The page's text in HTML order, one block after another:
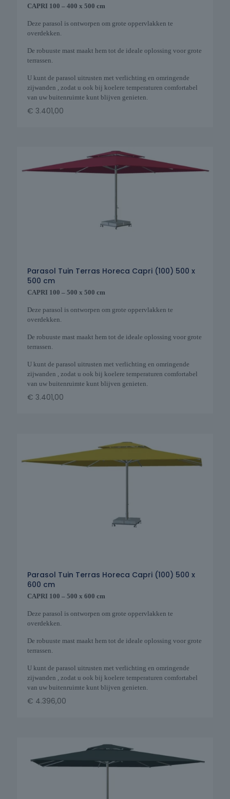
CAPRI 100 – 400 x 500 cm
Deze parasol is ontworpen om grote oppervlakken te
overdekken.
De robuuste mast maakt hem tot de ideale oplossing voor grote
terrassen.
U kunt de parasol uitrusten met verlichting en omringende
zijwanden , zodat u ook bij koelere temperaturen comfortabel
van uw buitenruimte kunt blijven genieten.
€ 3.401,00
Parasol Tuin Terras Horeca Capri (100) 500 x
500 cm
CAPRI 100 – 500 x 500 cm
Deze parasol is ontworpen om grote oppervlakken te
overdekken.
De robuuste mast maakt hem tot de ideale oplossing voor grote
terrassen.
U kunt de parasol uitrusten met verlichting en omringende
zijwanden , zodat u ook bij koelere temperaturen comfortabel
van uw buitenruimte kunt blijven genieten.
€ 3.401,00
Parasol Tuin Terras Horeca Capri (100) 500 x
600 cm
CAPRI 100 – 500 x 600 cm
Deze parasol is ontworpen om grote oppervlakken te
overdekken.
De robuuste mast maakt hem tot de ideale oplossing voor grote
terrassen.
U kunt de parasol uitrusten met verlichting en omringende
zijwanden , zodat u ook bij koelere temperaturen comfortabel
van uw buitenruimte kunt blijven genieten.
€ 4.396,00